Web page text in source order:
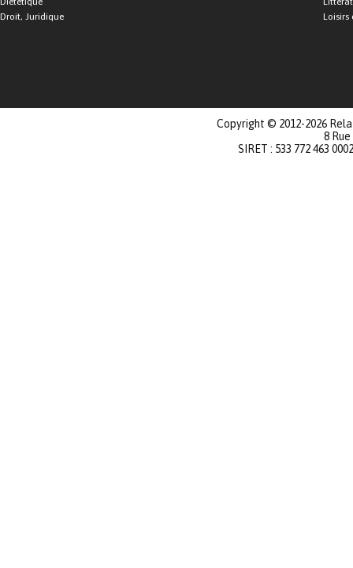
Droit, Juridique
Loisirs
Copyright © 2012-2026
8
SIRET : 533 772 463